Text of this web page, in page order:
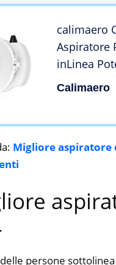
calimaero
Aspiratore
inLinea
Box,
Calimaero
Migliore aspiratore
persone